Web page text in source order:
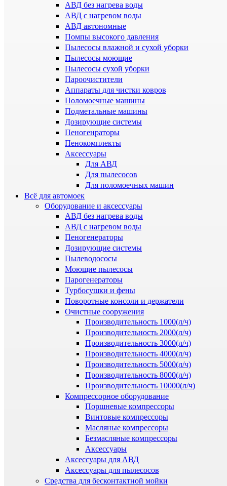
АВД без нагрева воды
АВД с нагревом воды
АВД автономные
Помпы высокого давления
Пылесосы влажной и сухой уборки
Пылесосы моющие
Пылесосы сухой уборки
Пароочистители
Аппараты для чистки ковров
Поломоечные машины
Подметальные машины
Дозирующие системы
Пеногенраторы
Пенокомплекты
Аксессуары
Для АВД
Для пылесосов
Для поломоечных машин
Всё для автомоек
Оборудование и аксессуары
АВД без нагрева воды
АВД с нагревом воды
Пеногенераторы
Дозирующие системы
Пылеводососы
Моющие пылесосы
Парогенераторы
Турбосушки и фены
Поворотные консоли и держатели
Очистные сооружения
Производительность 1000(л/ч)
Производительность 2000(л/ч)
Производительность 3000(л/ч)
Производительность 4000(л/ч)
Производительность 5000(л/ч)
Производительность 8000(л/ч)
Производительность 10000(л/ч)
Компрессорное оборудование
Поршневые компрессоры
Винтовые компрессоры
Масляные компрессоры
Безмасляные компрессоры
Аксессуары
Аксессуары для АВД
Аксессуары для пылесосов
Средства для бесконтактной мойки